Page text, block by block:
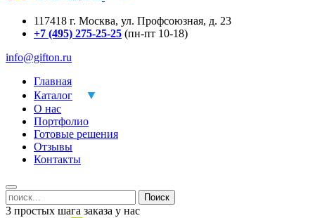
117418 г. Москва, ул. Профсоюзная, д. 23
+7 (495) 275-25-25 (пн-пт 10-18)
info@gifton.ru
Главная
Каталог
О нас
Портфолио
Готовые решения
Отзывы
Контакты
Поиск
3 простых шага заказа у нас